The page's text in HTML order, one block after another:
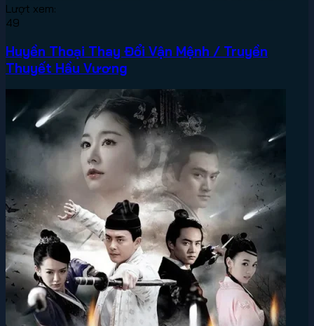
Lượt xem:
49
Huyền Thoại Thay Đổi Vận Mệnh / Truyền
Thuyết Hầu Vương